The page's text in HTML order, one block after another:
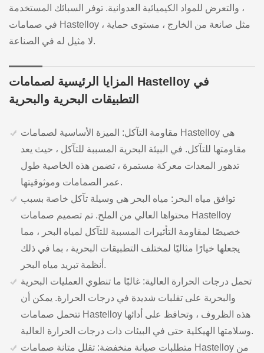
، والتعرض للمواد الكيميائية العدوانية. توفر السبائك المستخدمة
في صمامات Hastelloy ، مثل صانعة من الخارج ، مستوى حماية
لا مثيل له في الصناعة.
المزايا الرئيسية لصمامات Hastelloy في
التطبيقات البحرية والبحرية
مقاومة التآكل: الميزة الأساسية لصمامات Hastelloy هي
مقاومتها للتآكل. في البيئة البحرية المسببة للتآكل ، حيث يعد
تدهور المعدات معركة مستمرة ، تضمن هذه الخاصية طول
عمر الصمامات وموثوقيتها.
توافق مياه البحر: مياه البحر هي وسيلة تآكل خاصة بسبب
محتواها العالي من الملح. تم تصميم صمامات Hastelloy
خصيصًا لمقاومة التأثيرات المسببة للتآكل لمياه البحر ، مما
يجعلها خيارًا مثاليًا لمختلف التطبيقات البحرية ، بما في ذلك
أنظمة تبريد مياه البحر.
تحمل درجات الحرارة العالية: غالبًا ما تنطوي العمليات البحرية
والبحرية على تقلبات شديدة في درجات الحرارة. يمكن أن
تتحمل صمامات Hastelloy هذه الظروف ، وتحافظ على أدائها
وسلامتها الهيكلية حتى في البيئات ذات درجات الحرارة العالية.
متطلبات صيانة منخفضة: تقلل متانة صمامات Hastelloy من